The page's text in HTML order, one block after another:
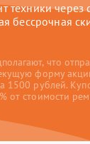
через
бессрочная
что
форму
1500 рублей.
от стоимости